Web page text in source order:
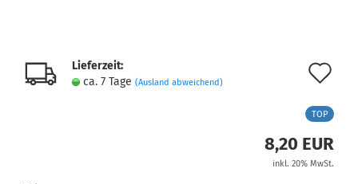
Lieferzeit:
ca. 7 Tage (Ausland abweichend)
TOP
8,20 EUR
inkl. 20% MwSt.